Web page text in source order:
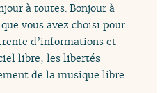
à toutes. Bonjour à
vous avez choisi pour
d’informations et
libre, les libertés
de la musique libre.